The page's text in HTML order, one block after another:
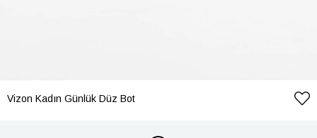
Vizon Kadın Günlük Düz Bot